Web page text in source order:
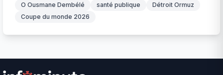
O Ousmane Dembélé
santé publique
Détroit Ormuz
Coupe du monde 2026